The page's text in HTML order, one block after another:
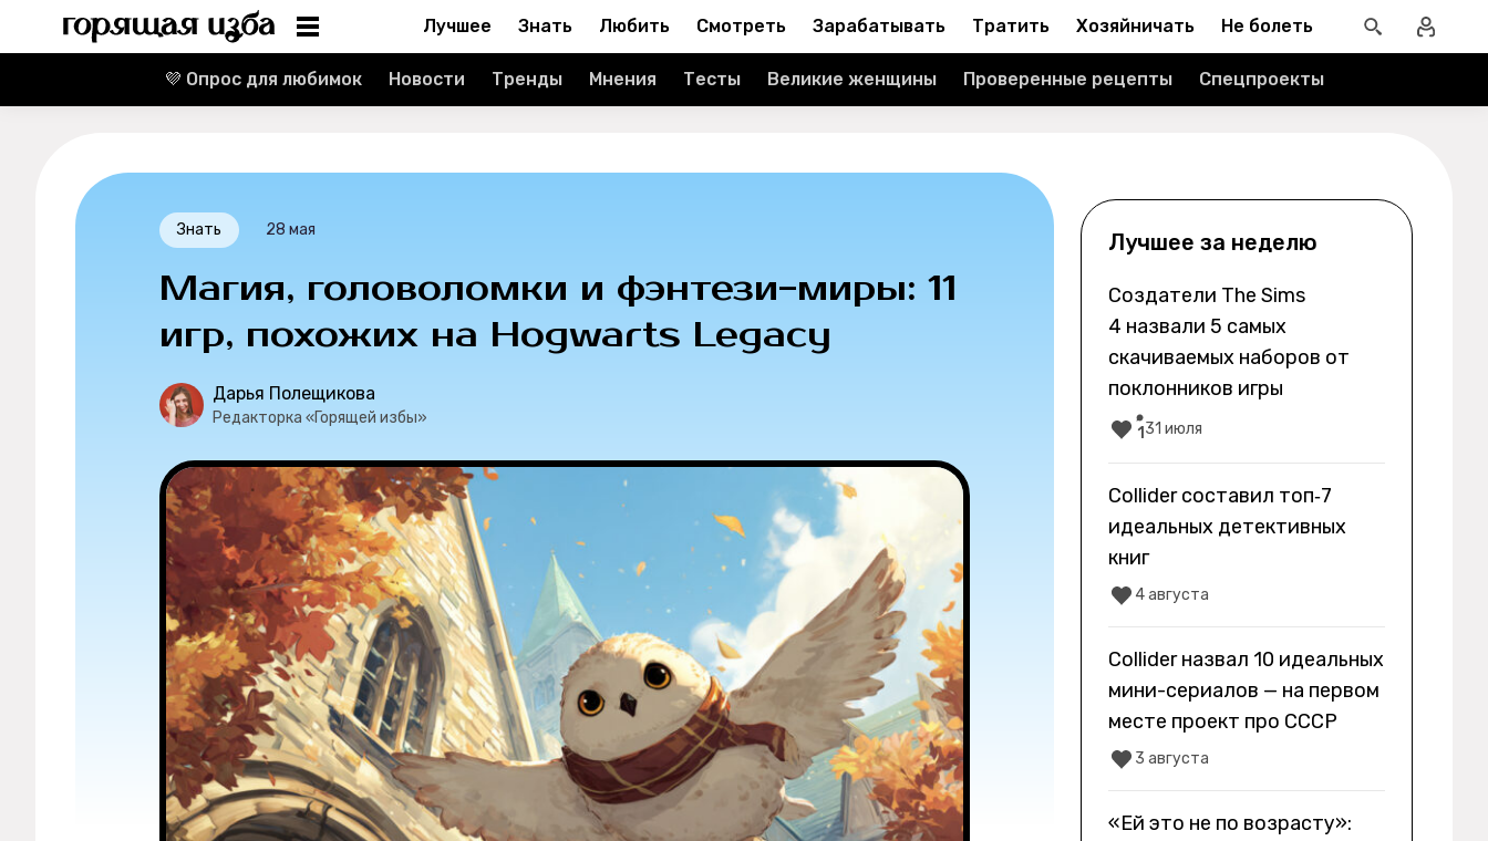
Реклама
О компании
Лучшее Знать Любить Смотреть Зарабатывать Тратить Хозяйничать Не болеть
💜 Опрос для любимок Новости Тренды Мнения Тесты Великие женщины Проверенные рецепты Спецпроекты
Знать 28 мая
Магия, головоломки и фэнтези-миры: 11
игр, похожих на Hogwarts Legacy
Дарья Полещикова
Редакторка «Горящей избы»
Лучшее за неделю
Создатели The Sims
4 назвали 5 самых
скачиваемых наборов от
поклонников игры
1 31 июля
Collider составил топ‑7
идеальных детективных
книг
4 августа
Collider назвал 10 идеальных
мини-сериалов — на первом
месте проект про СССР
3 августа
«Ей это не по возрасту»: